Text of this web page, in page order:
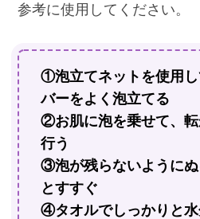
参考に使用してください。
①泡立てネットを使用
バーをよく泡立てる
②お肌に泡を乗せて、
行う
③泡が残らないようにぬ
とすすぐ
④タオルでしっかりと